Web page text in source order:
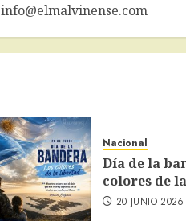
info@elmalvinense.com
Nacional
Día de la
colores de
20 JUNIO 2026